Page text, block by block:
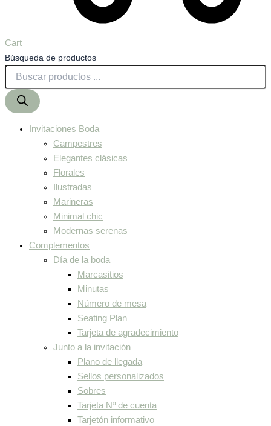
Cart
Búsqueda de productos
Invitaciones Boda
Campestres
Elegantes clásicas
Florales
Ilustradas
Marineras
Minimal chic
Modernas serenas
Complementos
Día de la boda
Marcasitios
Minutas
Número de mesa
Seating Plan
Tarjeta de agradecimiento
Junto a la invitación
Plano de llegada
Sellos personalizados
Sobres
Tarjeta Nº de cuenta
Tarjetón informativo